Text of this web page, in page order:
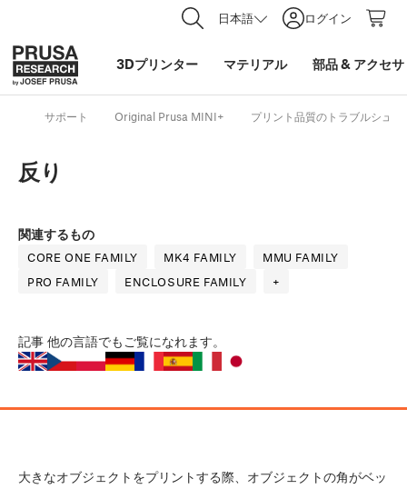
日本語 ログイン
3Dプリンター マテリアル 部品& アクセ
サポート Original Prusa MINI+ プリント品質のトラブルシュー
反り
関連するもの
CORE ONE FAMILY MK4 FAMILY
MMU FAMILY
PRO FAMILY
ENCLOSURE FAMILY +
記事 他の言語でもご覧になれます。
大きなオブジェクトをプリントする際、オブジェクトの角がベッ